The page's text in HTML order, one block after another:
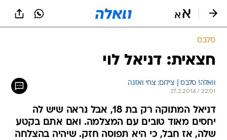
סלבס
חצאית: דניאל לוי
וואלה! סלבס | צילום: צחי ואזנה
27.2.2014 / 22:01
דניאל המתוקה רק בת 18, אבל נראה שיש לה
יחסים מאוד טובים עם המצלמה. ואם אתם בקטע
שלה, אז חבל, כי היא תפוסה חזק. שיהיה בהצלחה